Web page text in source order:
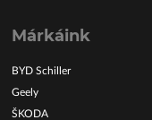
Márkáink
BYD Schiller
Geely
ŠKODA